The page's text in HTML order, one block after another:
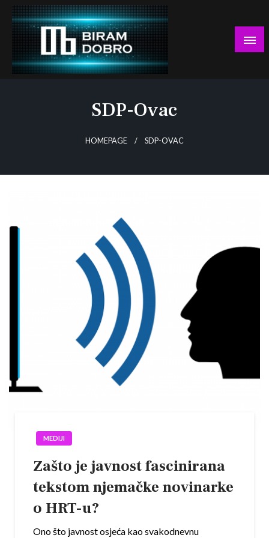
Skip
content
SDP-Ovac
HOMEPAGE SDP-OVAC
MEDIJI
Zašto je javnost fascinirana
tekstom njemačke novinarke
o HRT-u?
Ono što javnost osjeća kao svakodnevnu